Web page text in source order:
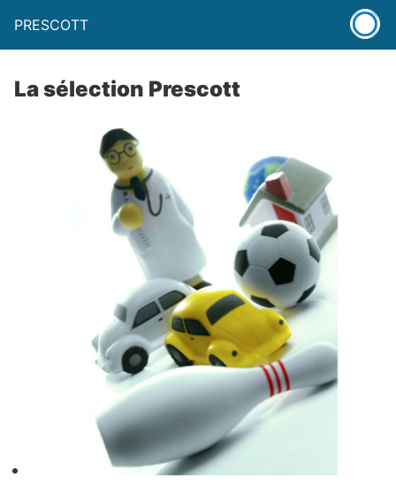
PRESCOTT
La sélection Prescott